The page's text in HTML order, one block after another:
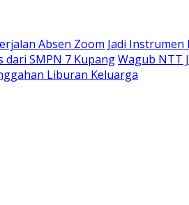
Absen Zoom Jadi Instrumen
dari SMPN 7 KupangWagub NTT
Liburan Keluarga